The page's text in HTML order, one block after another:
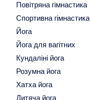
Повітряна гімнастика
Спортивна гімнастика
Йога
Йога для вагітних
Кундаліні йога
Розумна йога
Хатха йога
Дитяча йога